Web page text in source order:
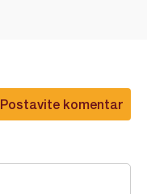
Postavite komentar